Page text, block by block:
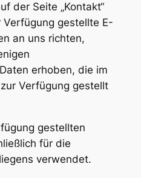
der Seite „Kontakt“
Verfügung gestellte E-
an uns richten,
erhoben, die im
Verfügung gestellt
gestellten
für die
verwendet.